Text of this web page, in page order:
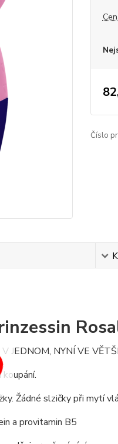
Číslo
JEDNOM, NYNÍ VE
Žádné slzičky při mytí
a provitamin B5